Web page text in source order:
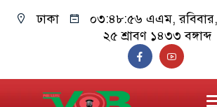
ঢাকা ০৩:৪৮:৫৭ এএম,
২৫ শ্রাবণ ১৪৩৩ বঙ্গাব্দ